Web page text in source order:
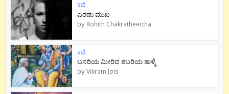
ಕಥೆ
ಎರಡು ಮುಖ
by Rohith Chakratheertha
ಕಥೆ
ಬಸರಿಯ ಮೀರಿದ ಶಬರಿಯ ತಾಳ್ಮೆ
byVikram Jois